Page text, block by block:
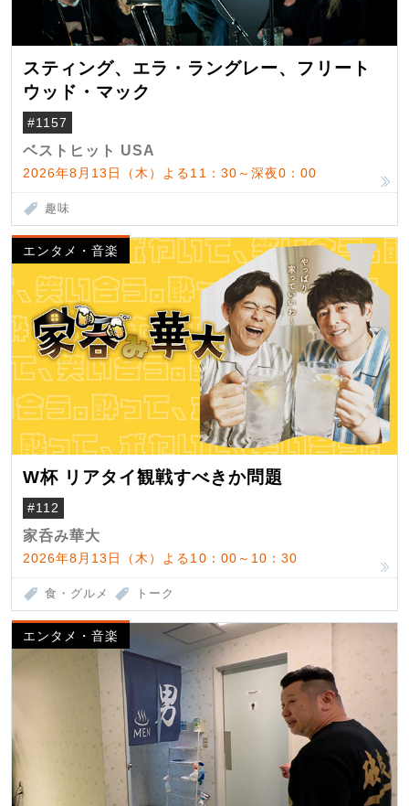
スティング、エラ・ラングレー、フリート
ウッド・マック
#1157
ベストヒット USA
2026年8月13日（木）よる11：30～深夜0：00
趣味
エンタメ・音楽
W杯 リアタイ観戦すべきか問題
#112
家呑み華大
2026年8月13日（木）よる10：00～10：30
食・グルメ トーク
エンタメ・音楽